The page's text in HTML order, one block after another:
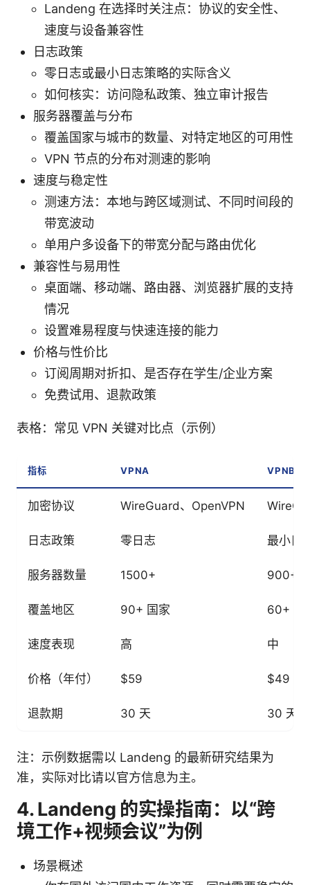
Landeng 在选择时关注点：协议的安全性、
速度与设备兼容性
日志政策
零日志或最小日志策略的实际含义
如何核实：访问隐私政策、独立审计报告
服务器覆盖与分布
覆盖国家与城市的数量、对特定地区的可用性
VPN 节点的分布对测速的影响
速度与稳定性
测速方法：本地与跨区域测试、不同时间段的
带宽波动
单用户多设备下的带宽分配与路由优化
兼容性与易用性
桌面端、移动端、路由器、浏览器扩展的支持
情况
设置难易程度与快速连接的能力
价格与性价比
订阅周期对折扣、是否存在学生/企业方案
免费试用、退款政策
表格：常见 VPN 关键对比点（示例）
指标 VPNA VPNB
加密协议 WireGuard、OpenVPN
日志政策 零日志 最小日
服务器数量 1500+ 900+
覆盖地区 90+ 国家 60+ 国
速度表现 高 中
价格（年付） $59 $49
退款期 30 天 30 天
注：示例数据需以 Landeng 的最新研究结果为
准，实际对比请以官方信息为主。
4. Landeng 的实操指南：以“跨
境工作+视频会议”为例
场景概述